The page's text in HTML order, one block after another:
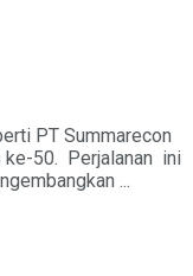
PT Summarecon
ke-50. Perjalanan ini
...